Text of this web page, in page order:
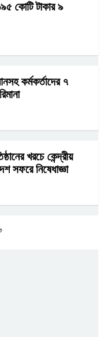
কোটি টাকার ৯
কর্মকর্তাদের ৭
খরচে কেন্দ্রীয়
সফরে নিষেধাজ্ঞা